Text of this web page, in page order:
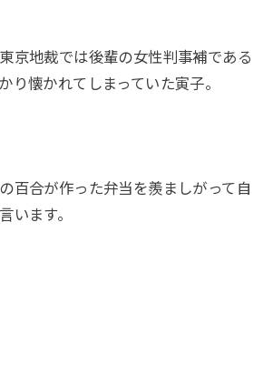
京地裁では後輩の女性判事補である
り懐かれてしまっていた寅子。
百合が作った弁当を羨ましがって自
います。